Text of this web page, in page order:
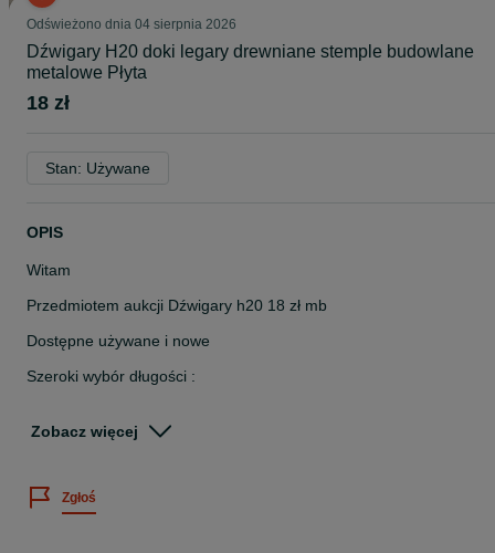
Odświeżono dnia 04 sierpnia 2026
Dźwigary H20 doki legary drewniane stemple budowlane
metalowe Płyta
18 zł
Stan: Używane
OPIS
Witam
Przedmiotem aukcji Dźwigary h20 18 zł mb
Dostępne używane i nowe
Szeroki wybór długości :
50m/480m
- Stemple budowlane
Zobacz więcej
Zgłoś